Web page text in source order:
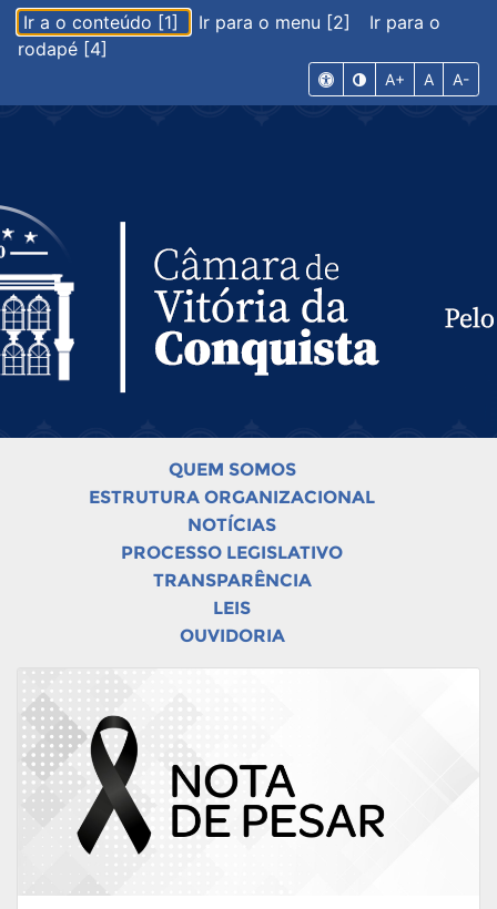
Ir a o conteúdo [1] Ir para o menu [2]
Ir para o
rodapé [4]
A+ A A-
QUEM SOMOS
ESTRUTURA ORGANIZACIONAL
NOTÍCIAS
PROCESSO LEGISLATIVO
TRANSPARÊNCIA
LEIS
OUVIDORIA